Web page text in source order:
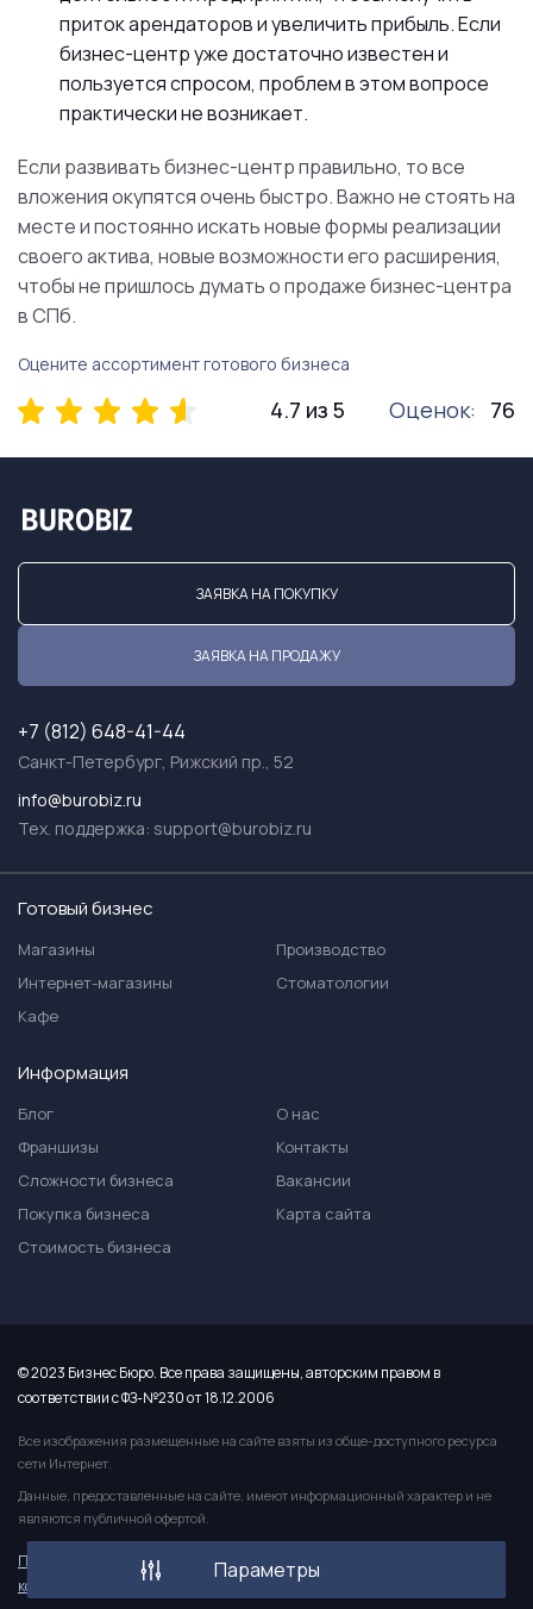
Параметры
приток арендаторов и увеличить прибыль. Если
бизнес-центр уже достаточно известен и
пользуется спросом, проблем в этом вопросе
практически не возникает.
Если развивать бизнес-центр правильно, то все
вложения окупятся очень быстро. Важно не стоять на
месте и постоянно искать новые формы реализации
своего актива, новые возможности его расширения,
чтобы не пришлось думать о продаже бизнес-центра
в СПб.
Оцените ассортимент готового бизнеса
4.7 из 5 Оценок: 76
ЗАЯВКА НА ПОКУПКУ
ЗАЯВКА НА ПРОДАЖУ
+7 (812) 648-41-44
Санкт-Петербург, Рижский пр., 52
info@burobiz.ru
Тех. поддержка: support@burobiz.ru
Готовый бизнес
Магазины
Интернет-магазины
Кафе
Производство
Стоматологии
Информация
Блог
Франшизы
Сложности бизнеса
Покупка бизнеса
Стоимость бизнеса
О нас
Контакты
Вакансии
Карта сайта
© 2023 Бизнес Бюро. Все права защищены, авторским правом в
соответствии с ФЗ-№230 от 18.12.2006
Все изображения размещенные на сайте взяты из обще-доступного ресурса
сети Интернет.
Данные, предоставленные на сайте, имеют информационный характер и не
являются публичной офертой.
Политика
конфиденицальности
Пользовательское
соглашение